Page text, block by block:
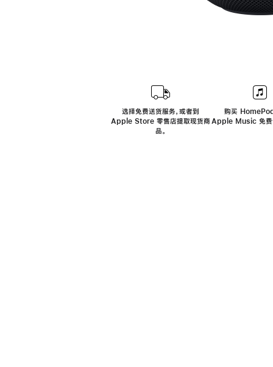
选择免费送货服务，或者到
Apple Store 零售店提取现货商
品。
购买
Apple Music 免费